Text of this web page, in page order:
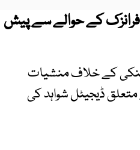
کے حوالے سے پیش
کے خلاف منشیات
ڈیجیٹل شواہد کی